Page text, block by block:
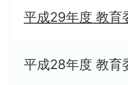
平成29年度 教育
平成28年度 教育